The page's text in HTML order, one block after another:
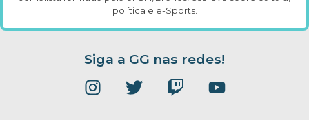
política e e-Sports.
Siga a GG nas redes!